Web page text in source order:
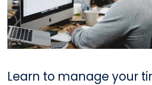
Learn to manage your